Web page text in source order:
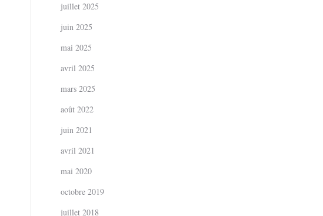
juillet 2025
juin 2025
mai 2025
avril 2025
mars 2025
août 2022
juin 2021
avril 2021
mai 2020
octobre 2019
juillet 2018